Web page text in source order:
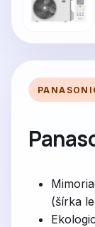
(šírka